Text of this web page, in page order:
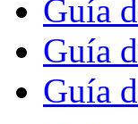
Guía
Guía
Guía